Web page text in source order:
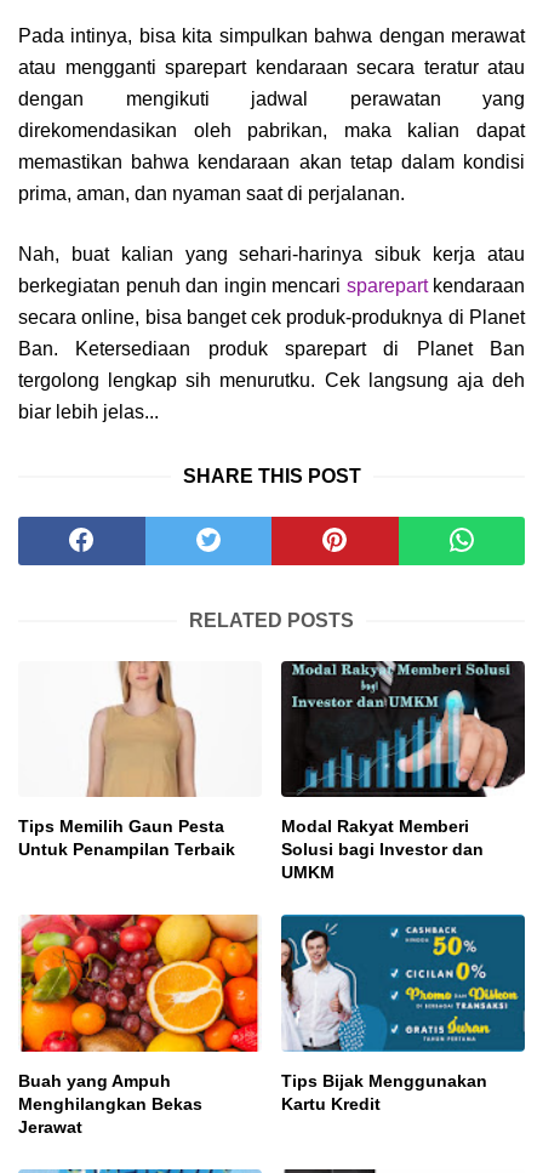
Pada intinya, bisa kita simpulkan bahwa dengan merawat
atau mengganti sparepart kendaraan secara teratur atau
dengan mengikuti jadwal perawatan yang
direkomendasikan oleh pabrikan, maka kalian dapat
memastikan bahwa kendaraan akan tetap dalam kondisi
prima, aman, dan nyaman saat di perjalanan.
Nah, buat kalian yang sehari-harinya sibuk kerja atau
berkegiatan penuh dan ingin mencari sparepartkendaraan
secara online, bisa banget cek produk-produknya di Planet
Ban. Ketersediaan produk sparepart di Planet Ban
tergolong lengkap sih menurutku. Cek langsung aja deh
biar lebih jelas...
SHARE THIS POST
RELATED POSTS
Tips Memilih Gaun Pesta
Untuk Penampilan Terbaik
Modal Rakyat Memberi
Solusi bagi Investor dan
UMKM
Buah yang Ampuh
Menghilangkan Bekas
Jerawat
Tips Bijak Menggunakan
Kartu Kredit